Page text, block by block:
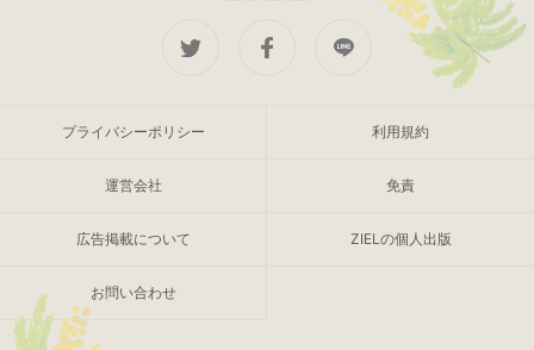
プライバシーポリシー 利用規約
運営会社 免責
広告掲載について ZIELの個人出版
お問い合わせ